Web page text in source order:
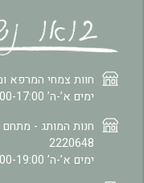
חוות צמחי המרפא
ימים א’-ה’ 09:00-17:00
חנות המותג - מתחם
2220648
ימים א’-ה’ 09:00-19:00 | יום ו’ 09:00-13:00